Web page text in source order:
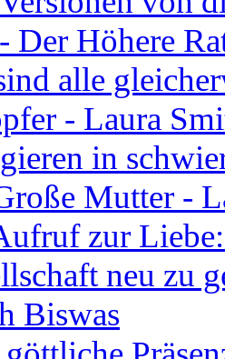
Der Höhere
alle
- Laura
in
Mutter -
zur
neu zu
Biswas